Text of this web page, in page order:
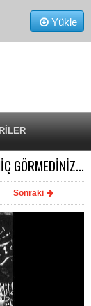
Yükle
GÖRMEDİNİZ...
Sonraki